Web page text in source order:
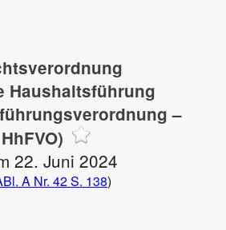
Haushaltsführung
–
HhFVO)
22. Juni 2024
A Nr. 42 S. 138)